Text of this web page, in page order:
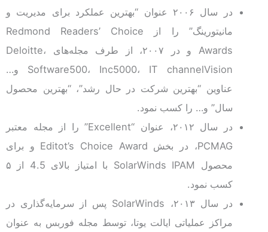
در سال ۲۰۰۶ عنوان “بهترین عملکرد برای مدیریت و
مانیتورینگ” را از Redmond Readers’ Choice
Awards و در ۲۰۰۷، از طرف مجله‌های Deloitte،
Software500، Inc5000، IT channelVision و…
عناوین “بهترین شرکت در حال رشد”، “بهترین محصول
سال” و… را کسب نمود.
در سال ۲۰۱۲، عنوان “Excellent” را از مجله معتبر
PCMAG، در بخش Editot’s Choice Award و برای
محصول SolarWinds IPAM با امتیاز بالای 4.5 از ۵
کسب نمود.
در سال ۲۰۱۳، SolarWinds پس از سرمایه‌گذاری در
مراکز عملیاتی ایالت یوتا، توسط مجله فوربس به عنوان